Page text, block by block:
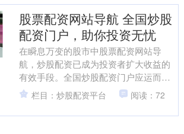
股票配资网站导航 全国炒股
配资门户，助你投资无忧
在瞬息万变的股市中股票配资网站导
航，炒股配资已成为投资者扩大收益的
有效手段。全国炒股配资门户应运而
生，为投资者提供一站式配资服务，助
你投资无忧。 1. **确定....
栏目：炒股配资平台 阅读：72